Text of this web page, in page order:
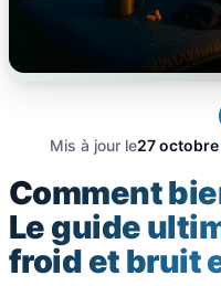
Mis à jour le27
Comment
Le guide
froid et bruit